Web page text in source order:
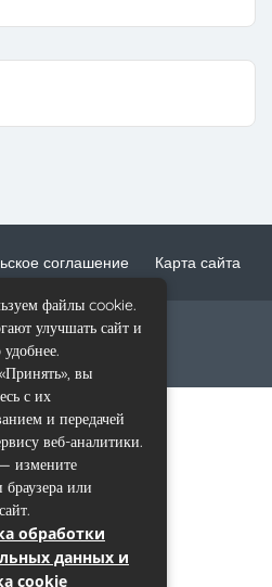
соглашение Карта сайта
2023 mri-scan.ru
файлы cookie.
улучшать сайт и
удобнее.
вы
с их
и передачей
веб-аналитики.
измените
браузера или
обработки
данных и
cookie